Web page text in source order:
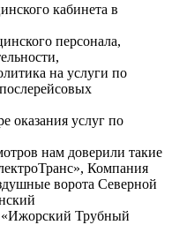
кабинета в
персонала,
на услуги по
оказания услуг по
нам доверили такие
Компания
ворота Северной
«Ижорский Трубный